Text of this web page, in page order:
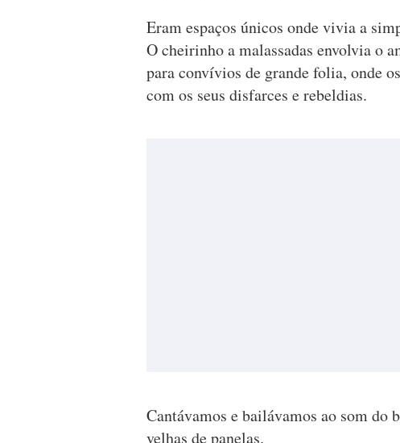
Eram espaços únicos onde vivia a
O cheirinho a malassadas envolvia o
para convívios de grande folia, onde
com os seus disfarces e rebeldias.
Cantávamos e bailávamos ao som do
velhas de panelas.